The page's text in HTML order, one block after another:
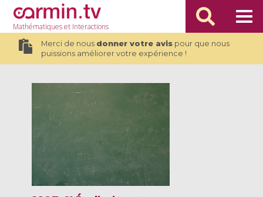
Mathématiqueset Interactions
Merci de nous donner votre avispour que nous
puissions améliorer votre expérience !